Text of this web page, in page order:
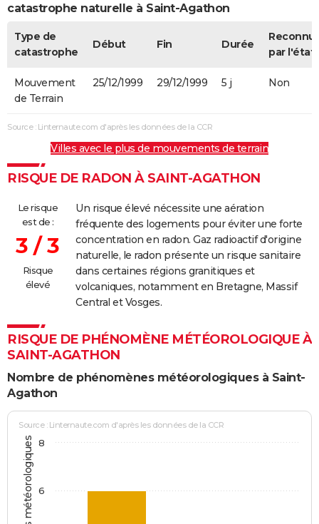
catastrophe naturelle à Saint-Agathon
Type de
catastrophe
Début Fin Durée
par l'état
Mouvement
de Terrain
25/12/1999 29/12/1999 5 j Non
Source : Linternaute.com d'après les données de la CCR
Villes avec le plus de mouvements de terrain
RISQUE DE RADON À SAINT-AGATHON
Le risque
est de :
3 / 3
Risque
élevé
Un risque élevé nécessite une aération
fréquente des logements pour éviter une forte
concentration en radon. Gaz radioactif d'origine
naturelle, le radon présente un risque sanitaire
dans certaines régions granitiques et
volcaniques, notamment en Bretagne, Massif
Central et Vosges.
RISQUE DE PHÉNOMÈNE MÉTÉOROLOGIQUE À
SAINT-AGATHON
Nombre de phénomènes météorologiques à Saint-
Agathon
Source : Linternaute.com d'après les données de la CCR
6
8